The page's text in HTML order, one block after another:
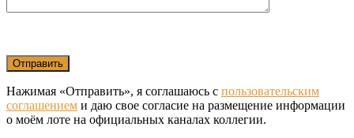
Нажимая «Отправить», я соглашаюсь с пользовательским
соглашением и даю свое согласие на размещение информации
о моём лоте на официальных каналах коллегии.